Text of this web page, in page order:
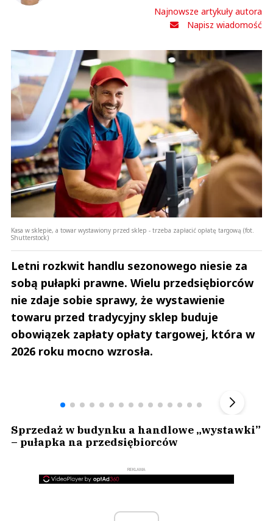
Najnowsze artykuły autora
Napisz wiadomość
Kasa w sklepie, a towar wystawiony przed sklep - trzeba zapłacić opłatę targową (fot.
Shutterstock)
Letni rozkwit handlu sezonowego niesie za
sobą pułapki prawne. Wielu przedsiębiorców
nie zdaje sobie sprawy, że wystawienie
towaru przed tradycyjny sklep buduje
obowiązek zapłaty opłaty targowej, która w
2026 roku mocno wzrosła.
Sprzedaż w budynku a handlowe „wystawki”
– pułapka na przedsiębiorców
REKLAMA